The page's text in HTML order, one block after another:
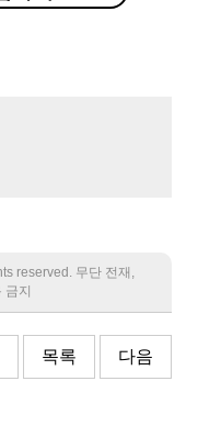
reserved. 무단 전재,
지
목록 다음